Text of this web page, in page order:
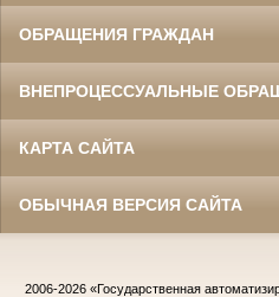
ОБРАЩЕНИЯ ГРАЖДАН
ВНЕПРОЦЕССУАЛЬНЫЕ
КАРТА САЙТА
ОБЫЧНАЯ ВЕРСИЯ САЙТА
2006-2026 «Государственная